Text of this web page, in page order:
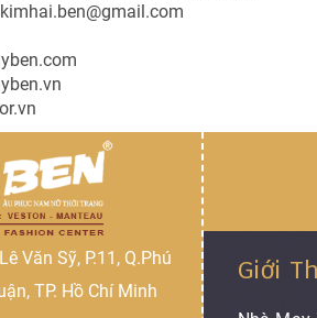
Văn Sỹ, P.11, Q.Phú
TP. Hồ Chí Minh
Giới